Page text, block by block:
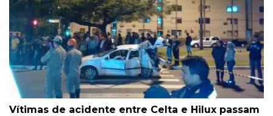
Vítimas de acidente entre Celta e Hilux passam